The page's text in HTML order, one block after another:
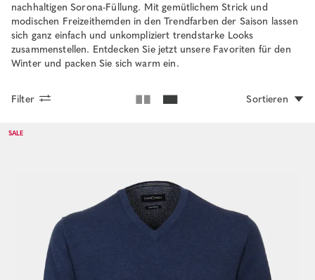
nachhaltigen Sorona-Füllung. Mit gemütlichem Strick und
modischen Freizeithemden in den Trendfarben der Saison lassen
sich ganz einfach und unkompliziert trendstarke Looks
zusammenstellen. Entdecken Sie jetzt unsere Favoriten für den
Winter und packen Sie sich warm ein.
Filter Sortieren
SALE